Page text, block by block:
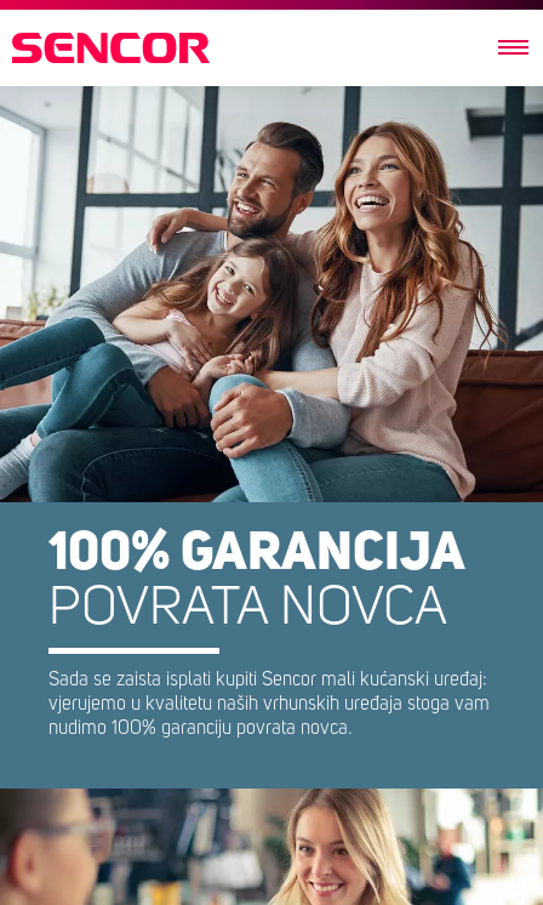
100% GARANCIJA
POVRATA NOVCA
Sada se zaista isplati kupiti Sencor mali kućanski uređaj:
vjerujemo u kvalitetu naših vrhunskih uređaja stoga vam
nudimo 100% garanciju povrata novca.